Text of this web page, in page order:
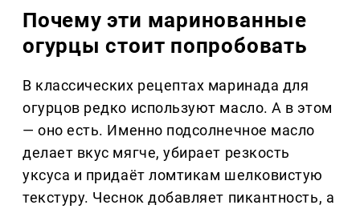
Почему эти маринованные
огурцы стоит попробовать
В классических рецептах маринада для
огурцов редко используют масло. А в этом
— оно есть. Именно подсолнечное масло
делает вкус мягче, убирает резкость
уксуса и придаёт ломтикам шелковистую
текстуру. Чеснок добавляет пикантность, а